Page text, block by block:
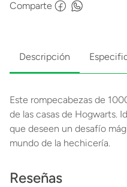
Comparte
Descripción
Este rompecabezas de
de las casas de Hogwarts.
que deseen un desafío
mundo de la hechicería.
Reseñas